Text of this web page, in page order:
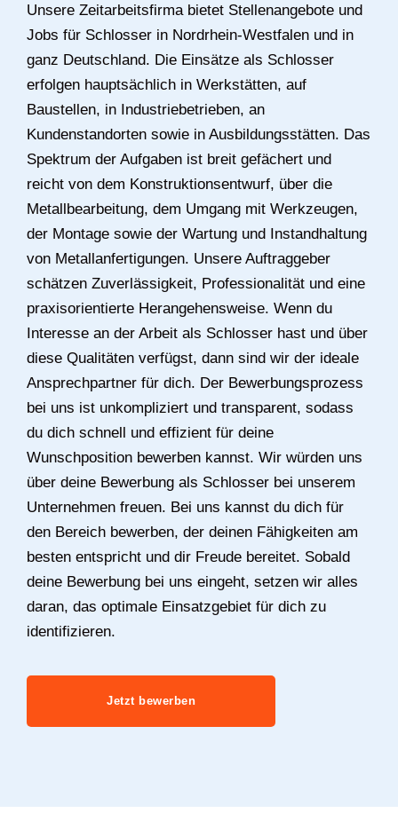
Unsere Zeitarbeitsfirma bietet Stellenangebote und
Jobs für Schlosser in Nordrhein-Westfalen und in
ganz Deutschland. Die Einsätze als Schlosser
erfolgen hauptsächlich in Werkstätten, auf
Baustellen, in Industriebetrieben, an
Kundenstandorten sowie in Ausbildungsstätten. Das
Spektrum der Aufgaben ist breit gefächert und
reicht von dem Konstruktionsentwurf, über die
Metallbearbeitung, dem Umgang mit Werkzeugen,
der Montage sowie der Wartung und Instandhaltung
von Metallanfertigungen. Unsere Auftraggeber
schätzen Zuverlässigkeit, Professionalität und eine
praxisorientierte Herangehensweise. Wenn du
Interesse an der Arbeit als Schlosser hast und über
diese Qualitäten verfügst, dann sind wir der ideale
Ansprechpartner für dich. Der Bewerbungsprozess
bei uns ist unkompliziert und transparent, sodass
du dich schnell und effizient für deine
Wunschposition bewerben kannst. Wir würden uns
über deine Bewerbung als Schlosser bei unserem
Unternehmen freuen. Bei uns kannst du dich für
den Bereich bewerben, der deinen Fähigkeiten am
besten entspricht und dir Freude bereitet. Sobald
deine Bewerbung bei uns eingeht, setzen wir alles
daran, das optimale Einsatzgebiet für dich zu
identifizieren.
Jetzt bewerben